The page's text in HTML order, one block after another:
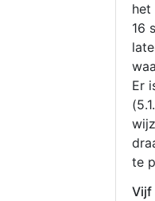
het
16
Er
te
Vijf